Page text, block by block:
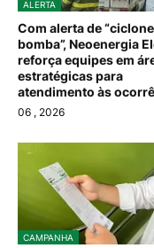
ALERTA
Com alerta de “ciclone
bomba”, Neoenergia
reforça equipes em
estratégicas para
atendimento às
06 , 2026
CAMPANHA